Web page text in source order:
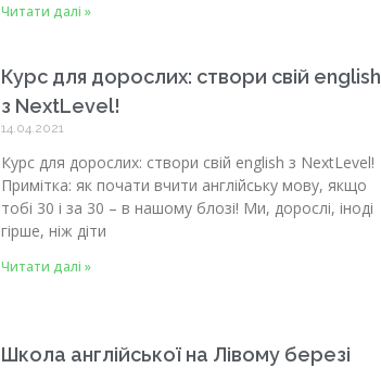
Читати далі »
Курс для дорослих: створи свій english
з NextLevel!
14.04.2021
Курс для дорослих: створи свій english з NextLevel!
Примітка: як почати вчити англійську мову, якщо
тобі 30 і за 30 – в нашому блозі! Ми, дорослі, іноді
гірше, ніж діти
Читати далі »
Школа англійської на Лівому березі